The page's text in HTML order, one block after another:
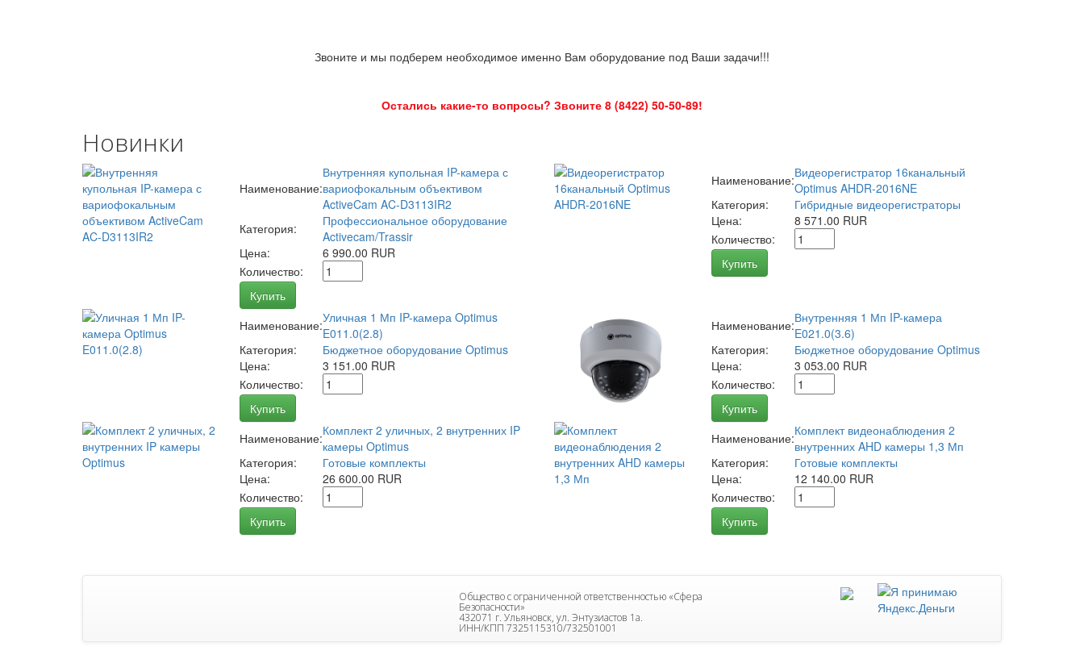
Звоните и мы подберем необходимое именно Вам оборудование под Ваши задачи!!!
Остались какие-то вопросы? Звоните 8 (8422) 50-50-89!
Новинки
Наименование:
Внутренняя купольная IP-камера с
вариофокальным объективом
ActiveCam AC-D3113IR2
Категория:
Профессиональное оборудование
Activecam/Trassir
Цена:
6 990.00 RUR
Количество:
Купить
Наименование:Видеорегистратор 16канальный
Optimus AHDR-2016NE
Категория:
Гибридные видеорегистраторы
Цена:
8 571.00 RUR
Количество:
Купить
Наименование:Уличная 1 Мп IP-камера Optimus
E011.0(2.8)
Категория:
Бюджетное оборудование Optimus
Цена:
3 151.00 RUR
Количество:
Купить
Наименование:Внутренняя 1 Мп IP-камера
E021.0(3.6)
Категория:
Бюджетное оборудование Optimus
Цена:
3 053.00 RUR
Количество:
Купить
Наименование:Комплект 2 уличных, 2 внутренних IP
камеры Optimus
Категория:
Готовые комплекты
Цена:
26 600.00 RUR
Количество:
Купить
Наименование:Комплект видеонаблюдения 2
внутренних AHD камеры 1,3 Мп
Категория:
Готовые комплекты
Цена:
12 140.00 RUR
Количество:
Купить
Общество с ограниченной ответственностью «Сфера
Безопасности»
432071 г. Ульяновск, ул. Энтузиастов 1а.
ИНН/КПП 7325115310/732501001